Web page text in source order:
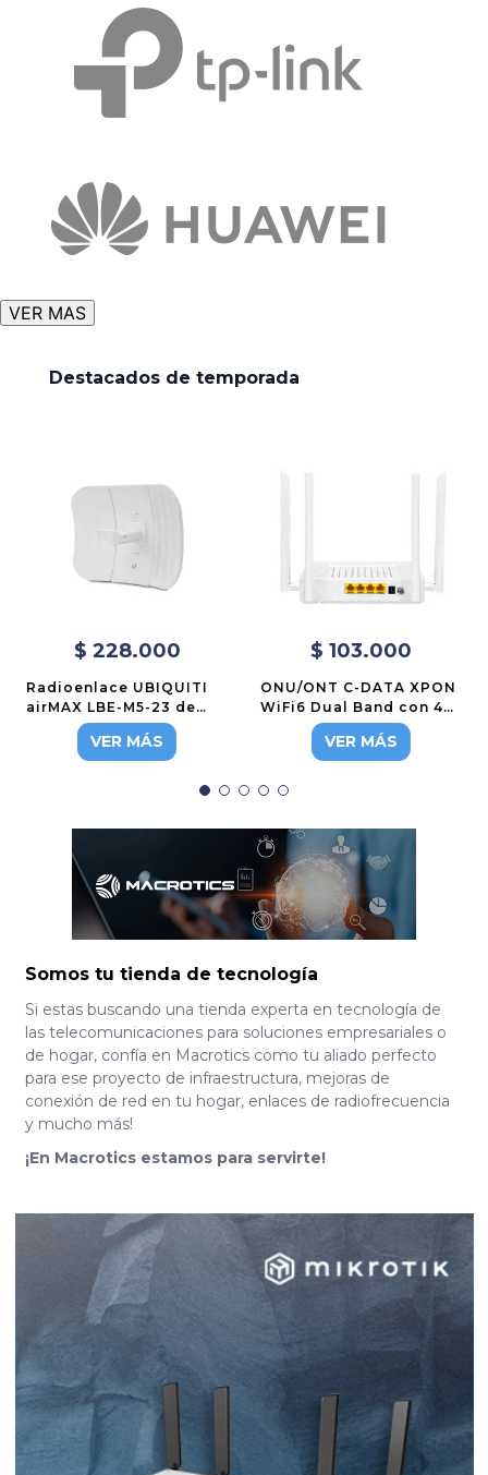
VER MAS
Destacados de temporada
$ 228.000
Radioenlace UBIQUITI
airMAX LBE-M5-23 de
23dBi para banda 5GHz
VER MÁS
$ 103.000
ONU/ONT C-DATA XPON
WiFi6 Dual Band con 4
puertos Gigabit,
FD514GS1-R550
VER MÁS
Somos tu tienda de tecnología
Si estas buscando una tienda experta en tecnología de
las telecomunicaciones para soluciones empresariales o
de hogar, confía en Macrotics como tu aliado perfecto
para ese proyecto de infraestructura, mejoras de
conexión de red en tu hogar, enlaces de radiofrecuencia
y mucho más!
¡En Macrotics estamos para servirte!